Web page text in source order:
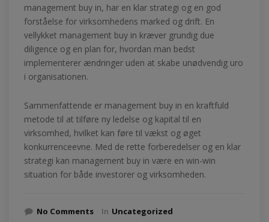
management buy in, har en klar strategi og en god
forståelse for virksomhedens marked og drift. En
vellykket management buy in kræver grundig due
diligence og en plan for, hvordan man bedst
implementerer ændringer uden at skabe unødvendig uro
i organisationen.
Sammenfattende er management buy in en kraftfuld
metode til at tilføre ny ledelse og kapital til en
virksomhed, hvilket kan føre til vækst og øget
konkurrenceevne. Med de rette forberedelser og en klar
strategi kan management buy in være en win-win
situation for både investorer og virksomheden.
No Comments In Uncategorized